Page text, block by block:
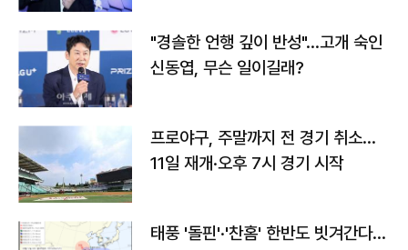
"경솔한 언행 깊이 반성"…고개 숙인
신동엽, 무슨 일이길래?
프로야구, 주말까지 전 경기 취소…
11일 재개·오후 7시 경기 시작
태풍 '돌핀'·'찬홈' 한반도 빗겨간다…